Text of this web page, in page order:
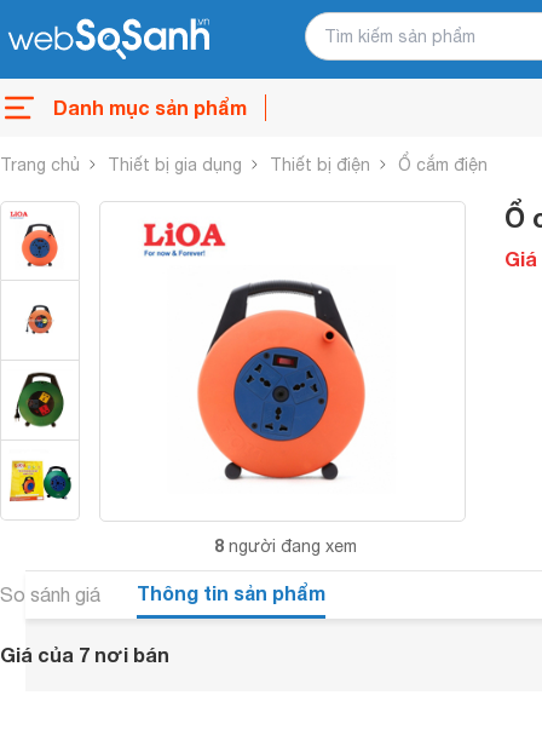
Danh mục sản phẩm
Trang chủ Thiết bị gia dụng Thiết bị điện Ổ cắm điện
8 người đang xem
Ổ
So sánh giá Thông tin sản phẩm
Giá của 7 nơi bán